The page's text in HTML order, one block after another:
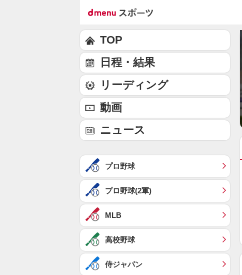
TOP
日程・結果
リーディング
動画
ニュース
プロ野球
プロ野球(2軍)
MLB
高校野球
侍ジャパン